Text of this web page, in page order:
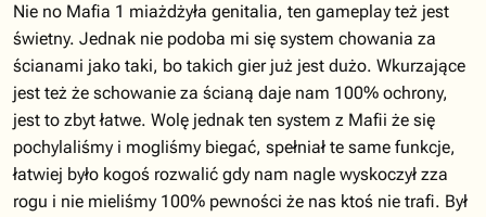
Nie no Mafia 1 miażdżyła genitalia, ten gameplay też jest
świetny. Jednak nie podoba mi się system chowania za
ścianami jako taki, bo takich gier już jest dużo. Wkurzające
jest też że schowanie za ścianą daje nam 100% ochrony,
jest to zbyt łatwe. Wolę jednak ten system z Mafii że się
pochylaliśmy i mogliśmy biegać, spełniał te same funkcje,
łatwiej było kogoś rozwalić gdy nam nagle wyskoczył zza
rogu i nie mieliśmy 100% pewności że nas ktoś nie trafi. Był